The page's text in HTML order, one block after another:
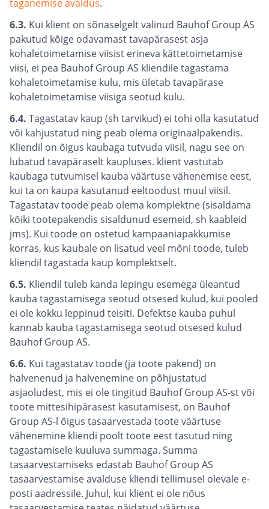
taganemise avaldus.
6.3. Kui klient on sõnaselgelt valinud Bauhof Group AS
pakutud kõige odavamast tavapärasest asja
kohaletoimetamise viisist erineva kättetoimetamise
viisi, ei pea Bauhof Group AS kliendile tagastama
kohaletoimetamise kulu, mis ületab tavapärase
kohaletoimetamise viisiga seotud kulu.
6.4. Tagastatav kaup (sh tarvikud) ei tohi olla kasutatud
või kahjustatud ning peab olema originaalpakendis.
Kliendil on õigus kaubaga tutvuda viisil, nagu see on
lubatud tavapäraselt kaupluses. klient vastutab
kaubaga tutvumisel kauba väärtuse vähenemise eest,
kui ta on kaupa kasutanud eeltoodust muul viisil.
Tagastatav toode peab olema komplektne (sisaldama
kõiki tootepakendis sisaldunud esemeid, sh kaableid
jms). Kui toode on ostetud kampaaniapakkumise
korras, kus kaubale on lisatud veel mõni toode, tuleb
kliendil tagastada kaup komplektselt.
6.5. Kliendil tuleb kanda lepingu esemega üleantud
kauba tagastamisega seotud otsesed kulud, kui pooled
ei ole kokku leppinud teisiti. Defektse kauba puhul
kannab kauba tagastamisega seotud otsesed kulud
Bauhof Group AS.
6.6. Kui tagastatav toode (ja toote pakend) on
halvenenud ja halvenemine on põhjustatud
asjaoludest, mis ei ole tingitud Bauhof Group AS-st või
toote mittesihipärasest kasutamisest, on Bauhof
Group AS-l õigus tasaarvestada toote väärtuse
vähenemine kliendi poolt toote eest tasutud ning
tagastamisele kuuluva summaga. Summa
tasaarvestamiseks edastab Bauhof Group AS
tasaarvestamise avalduse kliendi tellimusel olevale e-
posti aadressile. Juhul, kui klient ei ole nõus